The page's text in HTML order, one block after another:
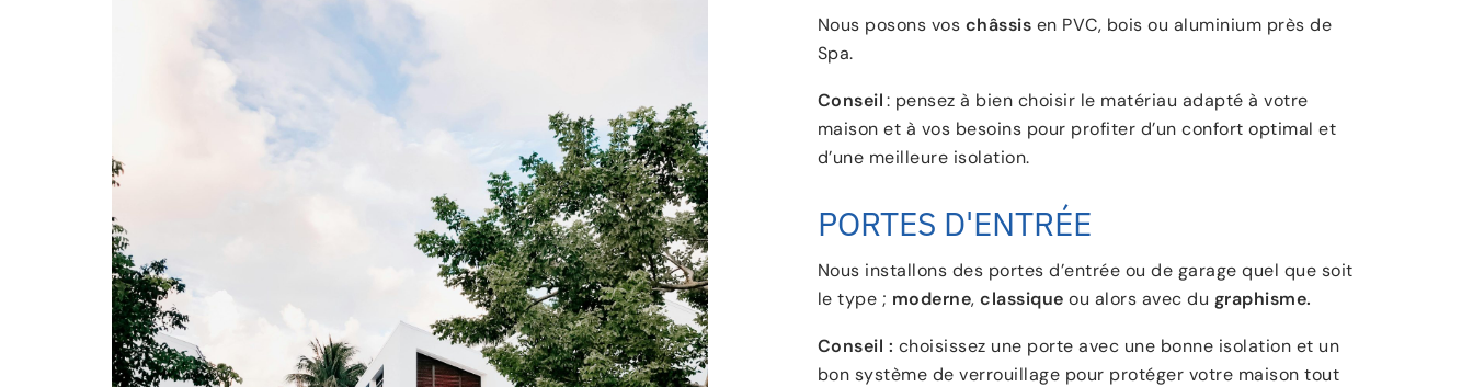
Nous posons vos châssis en PVC, bois ou aluminium près de
Spa.
Conseil: pensez à bien choisir le matériau adapté à votre
maison et à vos besoins pour profiter d’un confort optimal et
d’une meilleure isolation.
PORTES D'ENTRÉE
Nous installons des portes d’entrée ou de garage quel que soit
le type ; moderne,classique ou alors avec du graphisme.
Conseil : choisissez une porte avec une bonne isolation et un
bon système de verrouillage pour protéger votre maison tout